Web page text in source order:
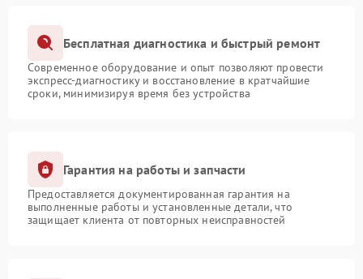
Бесплатная диагностика и быстрый ремонт
Современное оборудование и опыт позволяют провести
экспресс-диагностику и восстановление в кратчайшие
сроки, минимизируя время без устройства
Гарантия на работы и запчасти
Предоставляется документированная гарантия на
выполненные работы и установленные детали, что
защищает клиента от повторных неисправностей